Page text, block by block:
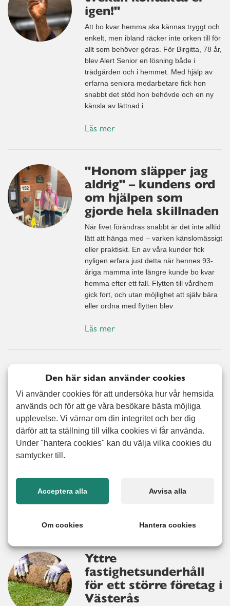
igen!"
Att bo kvar hemma ska kännas tryggt och
enkelt, men ibland räcker inte orken till för
allt som behöver göras. För Birgitta, 78 år,
blev Alert Senior en lösning både i
trädgården och i hemmet. Med hjälp av
erfarna seniora medarbetare fick hon
snabbt det stöd hon behövde och en ny
känsla av lättnad i
Läs mer
"Honom släpper jag
aldrig" – kundens ord
om hjälpen som
gjorde hela skillnaden
När livet förändras snabbt är det inte alltid
lätt att hänga med – varken känslomässigt
eller praktiskt. En av våra kunder fick
nyligen erfara just detta när hennes 93-
åriga mamma inte längre kunde bo kvar
hemma efter ett fall. Flytten till vårdhem
gick fort, och utan möjlighet att själv bära
eller ordna med flytten blev
Läs mer
När flytten blev
plötslig och hjälpen
fanns nära
Jimmys pappa skulle flytta till ett
äldreboende, och allt gick väldigt snabbt.
Livet kan förändras från en dag till en
annan, och det blev en stressig situation
gången Jimmy hade kontakt med Alert
Senior. Sist handlade
Yttre
fastighetsunderhåll
för ett större företag i
Västerås
Den här sidan använder cookies
Vi använder cookies för att undersöka hur vår hemsida
används och för att ge våra besökare bästa möjliga
upplevelse. Vi värnar om din integritet och ber dig
därför att ta ställning till vilka cookies vi får använda.
Under "hantera cookies" kan du välja vilka cookies du
samtycker till.
Acceptera alla Avvisa alla
Om cookies Hantera cookies